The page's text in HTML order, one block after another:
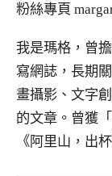
粉絲專頁
我是瑪格，曾
寫網誌，長期
畫攝影、文字
的文章。曾獲
《阿里山，出